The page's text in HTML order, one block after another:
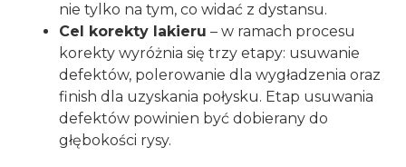
nie tylko na tym, co widać z dystansu.
Cel korekty lakieru – w ramach procesu
korekty wyróżnia się trzy etapy: usuwanie
defektów, polerowanie dla wygładzenia oraz
finish dla uzyskania połysku. Etap usuwania
defektów powinien być dobierany do
głębokości rysy.